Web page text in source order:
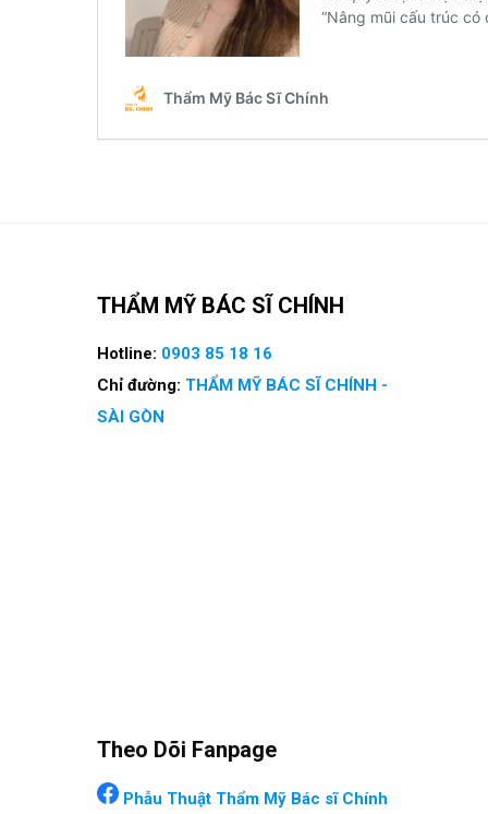
THẨM MỸ BÁC SĨ CHÍNH
Hotline: 0903 85 18 16
Chỉ đường: THẨM MỸ BÁC SĨ CHÍNH -
SÀI GÒN
Theo Dõi Fanpage
Phẫu Thuật Thẩm Mỹ Bác sĩ Chính